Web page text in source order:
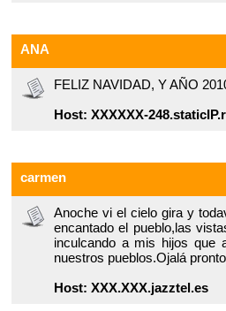
ANA
FELIZ NAVIDAD, Y AÑO
Host: XXXXXX-
carmen
Anoche vi el cielo gira y
encantado el pueblo,las
inculcando a mis hijos que
nuestros pueblos.Ojalá
Host: XXX.XXX.jazztel.es